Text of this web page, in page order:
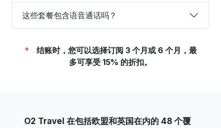
这些套餐包含语音通话吗？
*
结账时，您可以选择订阅 3 个月或 6 个月，最
多可享受 15% 的折扣。
O2 Travel 在包括欧盟和英国在内的 48 个覆